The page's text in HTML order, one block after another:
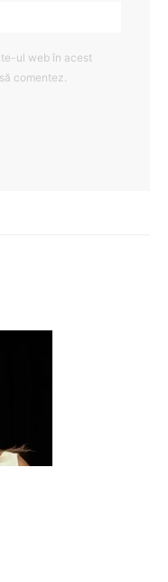
ul web în acest
comentez.